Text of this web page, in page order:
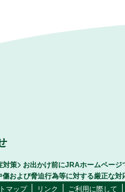
対策 お出かけ前にJRAホームページ
および脅迫行為等に対する厳正な対
マップ リンク ご利用に際して